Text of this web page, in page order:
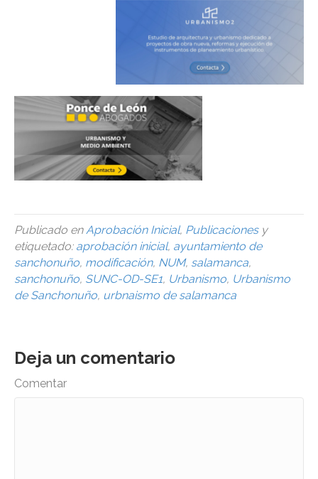
Publicado enAprobación Inicial, Publicacionesy
etiquetado: aprobación inicial, ayuntamiento de
sanchonuño, modificación, NUM, salamanca,
sanchonuño, SUNC-OD-SE1, Urbanismo, Urbanismo
de Sanchonuño, urbnaismo de salamanca
Deja un comentario
Comentar